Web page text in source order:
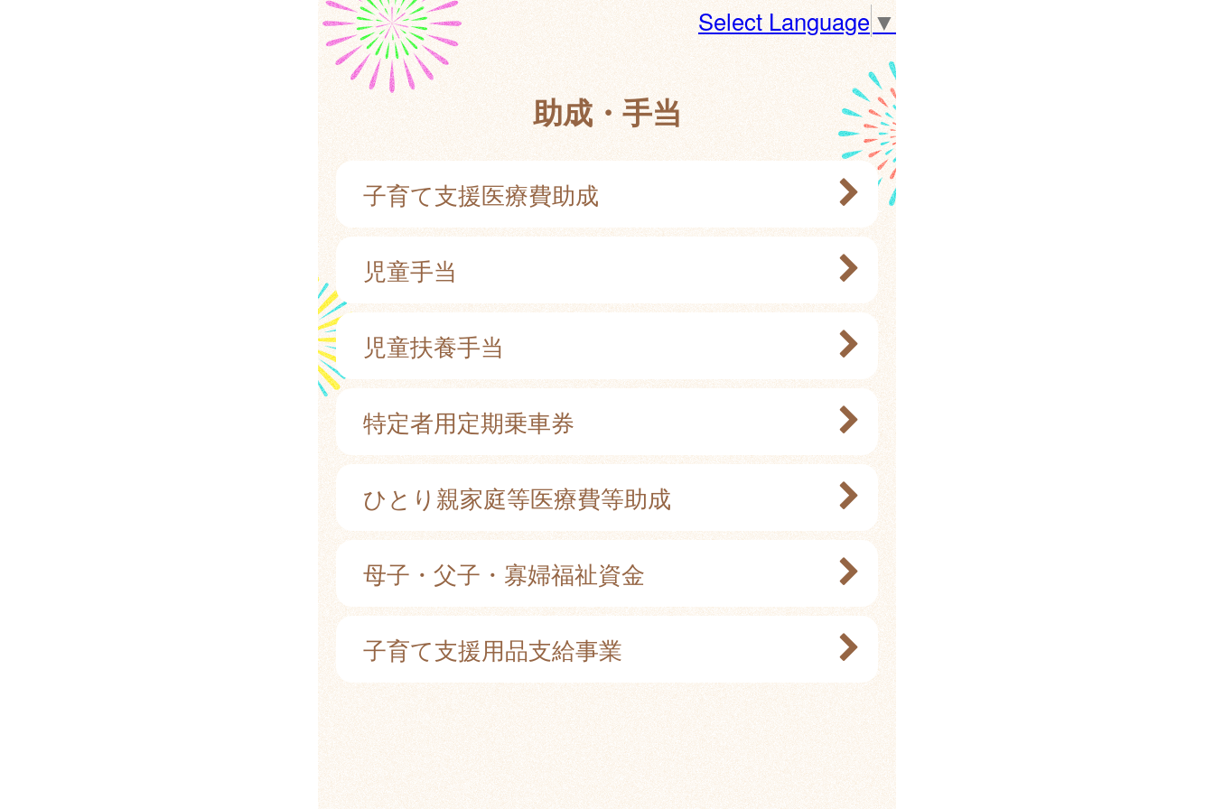
Select Language▼
助成・手当
子育て支援医療費助成
児童手当
児童扶養手当
特定者用定期乗車券
ひとり親家庭等医療費等助成
母子・父子・寡婦福祉資金
子育て支援用品支給事業